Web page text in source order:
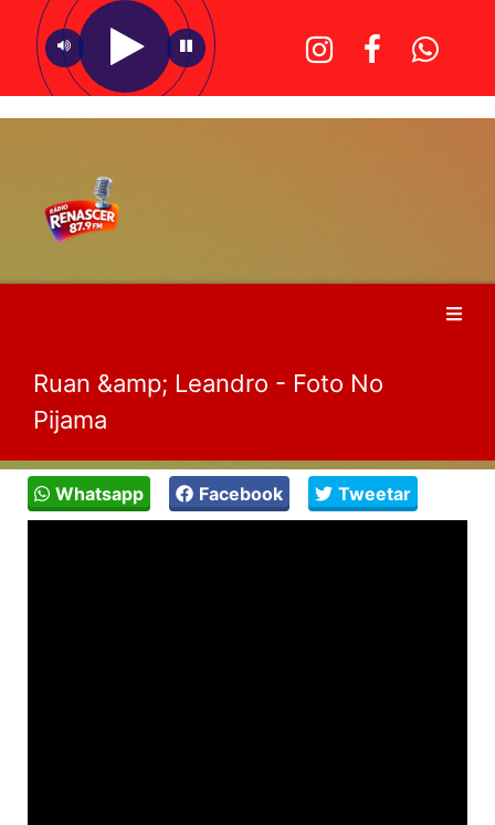
Ruan &amp; Leandro - Foto No
Pijama
Whatsapp Facebook Tweetar